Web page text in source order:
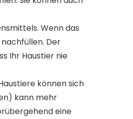
Wenn das
Der
Ihr Haustier nie
können sich
kann mehr
eine